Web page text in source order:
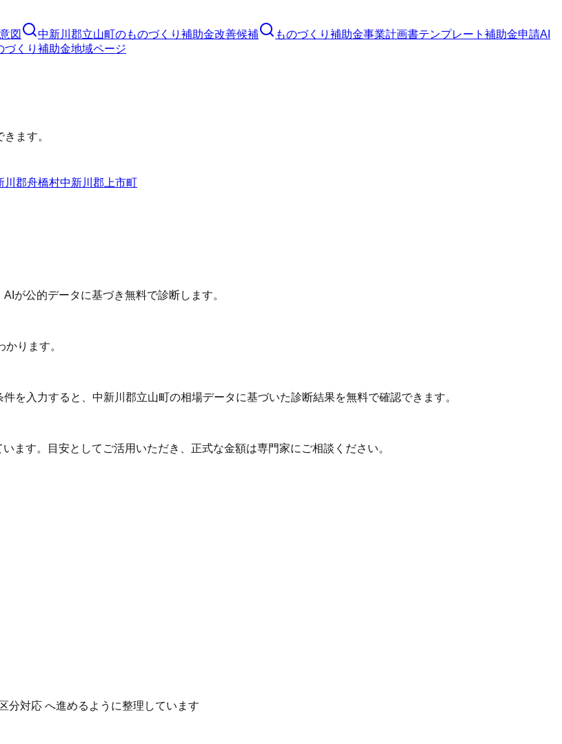
図 中新川郡立山町のものづくり補助金改善候補 ものづくり補助金事業計画書テンプレート 補助金申請AI
づくり補助金地域ページ
ます。
川郡舟橋村中新川郡上市町
が公的データに基づき無料で診断します。
ります。
を入力すると、中新川郡立山町の相場データに基づいた診断結果を無料で確認できます。
ます。目安としてご活用いただき、正式な金額は専門家にご相談ください。
分対応 へ進めるように整理しています